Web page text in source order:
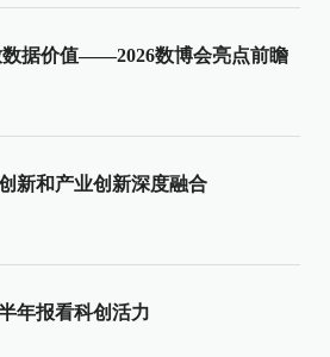
数据价值——2026数博会亮点前瞻
新和产业创新深度融合
年报看科创活力